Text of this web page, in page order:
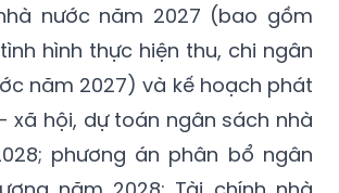
nước năm 2027 (bao gồm
hình thực hiện thu, chi ngân
năm 2027) và kế hoạch phát
xã hội, dự toán ngân sách nhà
phương án phân bổ ngân